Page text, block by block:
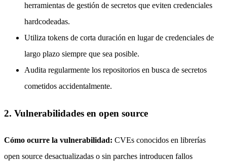
herramientas de gestión de secretos que eviten credenciales
hardcodeadas.
Utiliza tokens de corta duración en lugar de credenciales de
largo plazo siempre que sea posible.
Audita regularmente los repositorios en busca de secretos
cometidos accidentalmente.
2. Vulnerabilidades en open source
Cómo ocurre la vulnerabilidad: CVEs conocidos en librerías
open source desactualizadas o sin parches introducen fallos